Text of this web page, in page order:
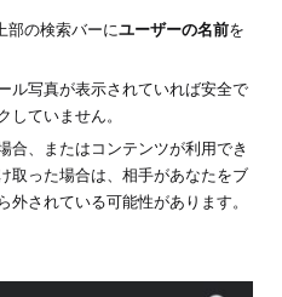
の検索バーにユーザーの名前を
ル写真が表示されていれば安全で
していません。
合、またはコンテンツが利用でき
取った場合は、相手があなたをブ
外されている可能性があります。